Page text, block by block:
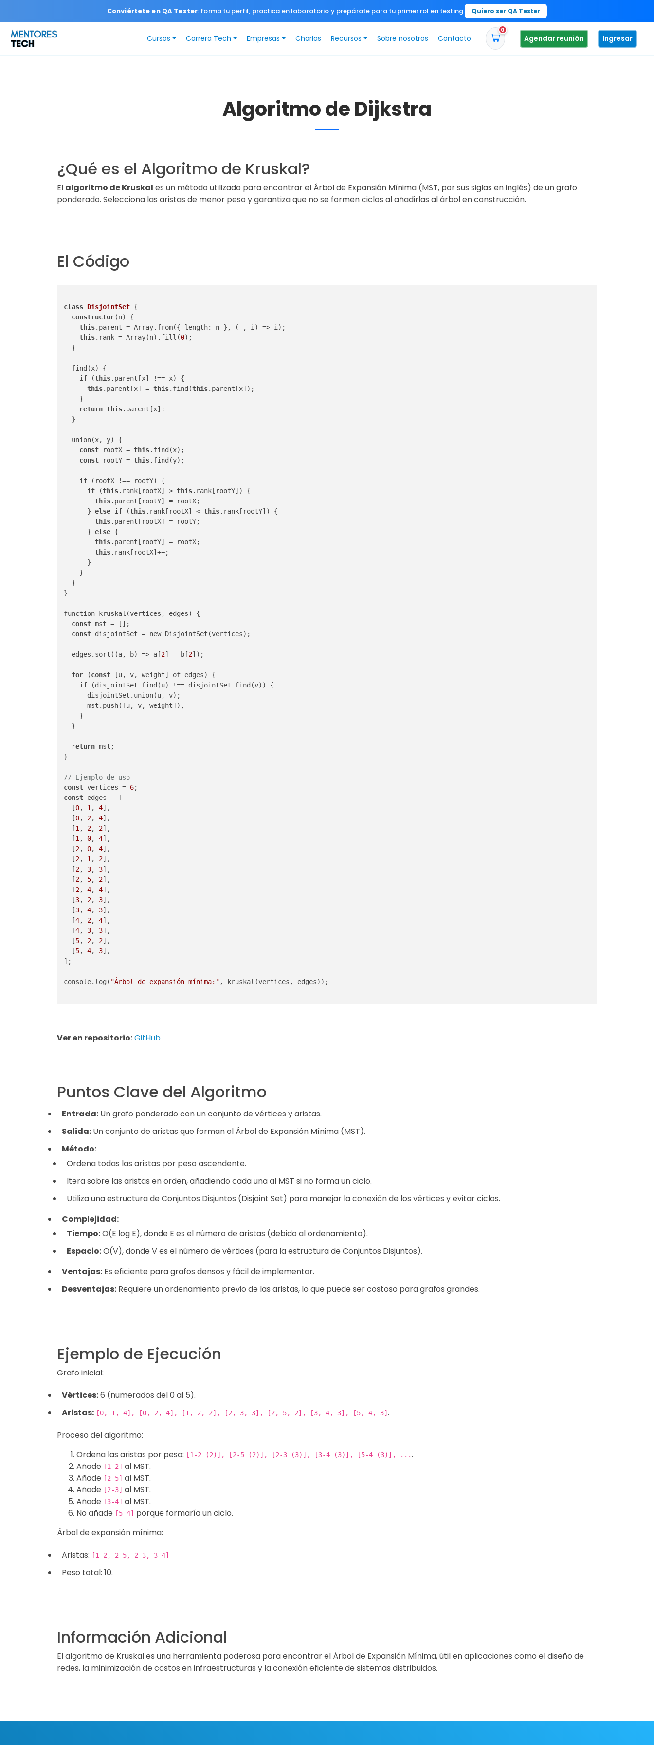
Conviértete en QA Tester: forma tu perfil, practica en laboratorio y prepárate para tu primer rol en testing. Quiero ser QA Tester
Cursos Carrera Tech Empresas Charlas Recursos Sobre nosotros Contacto
0
Agendar reunión Ingresar
Algoritmo de Dijkstra
¿Qué es el Algoritmo de Kruskal?
El algoritmo de Kruskal es un método utilizado para encontrar el Árbol de Expansión Mínima (MST, por sus siglas en inglés) de un grafo
ponderado. Selecciona las aristas de menor peso y garantiza que no se formen ciclos al añadirlas al árbol en construcción.
El Código
class DisjointSet {
constructor(n) {
this.parent = Array.from({ length: n }, (_, i) => i);
this.rank = Array(n).fill(0);
  }
  find(x) {
if (this.parent[x] !== x) {
this.parent[x] = this.find(this.parent[x]);
    }
return this.parent[x];
  }
  union(x, y) {
const rootX = this.find(x);
const rootY = this.find(y);
if (rootX !== rootY) {
if (this.rank[rootX] > this.rank[rootY]) {
this.parent[rootY] = rootX;
      }
else if (this.rank[rootX] < this.rank[rootY]) {
this.parent[rootX] = rootY;
      }
else {
this.parent[rootY] = rootX;
this.rank[rootX]++;
      }
    }
  }
}
function kruskal(vertices, edges) {
const mst = [];
const disjointSet = new DisjointSet(vertices);
  edges.sort((a, b) => a[
2] - b[2]);
for (const [u, v, weight] of edges) {
if (disjointSet.find(u) !== disjointSet.find(v)) {
      disjointSet.union(u, v);
      mst.push([u, v, weight]);
    }
  }
return mst;
}
// Ejemplo de uso
const vertices = 6
const edges = [
  [
0, 1 , 4],
  [
0, 2, 4],
  [
1 , 2, 2],
  [
1 , 0, 4],
  [
2, 0, 4],
  [
2, 1 , 2],
  [
2, 3, 3],
  [
2, 5, 2],
  [
2, 4, 4],
  [
3, 2, 3],
  [
3, 4, 3],
  [
4, 2, 4],
  [
4, 3, 3],
  [
5, 2, 2],
  [
5, 4, 3],
];
console.log( "Árbol de expansión mínima:" , kruskal(vertices, edges));
Ver en repositorio:GitHub
Puntos Clave del Algoritmo
Entrada: Un grafo ponderado con un conjunto de vértices y aristas.
Salida: Un conjunto de aristas que forman el Árbol de Expansión Mínima (MST).
Método:
Ordena todas las aristas por peso ascendente.
Itera sobre las aristas en orden, añadiendo cada una al MST si no forma un ciclo.
Utiliza una estructura de Conjuntos Disjuntos (Disjoint Set) para manejar la conexión de los vértices y evitar ciclos.
Complejidad:
Tiempo:O(E log E), donde E es el número de aristas (debido al ordenamiento).
Espacio:O(V), donde V es el número de vértices (para la estructura de Conjuntos Disjuntos).
Ventajas: Es eficiente para grafos densos y fácil de implementar.
Desventajas: Requiere un ordenamiento previo de las aristas, lo que puede ser costoso para grafos grandes.
Ejemplo de Ejecución
Grafo inicial:
Vértices:6 (numerados del 0 al 5).
Aristas: [0, 1, 4], [0, 2, 4], [1, 2, 2], [2, 3, 3], [2, 5, 2], [3, 4, 3], [5, 4, 3] .
Proceso del algoritmo:
Ordena las aristas por peso: [1-2 (2)], [2-5 (2)], [2-3 (3)], [3-4 (3)], [5-4 (3)], ....
Añade [1-2] al MST.
Añade [2-5] al MST.
Añade [2-3] al MST.
Añade [3-4] al MST.
No añade [5-4] porque formaría un ciclo.
Árbol de expansión mínima:
Aristas: [1-2, 2-5, 2-3, 3-4]
Peso total: 10.
Información Adicional
El algoritmo de Kruskal es una herramienta poderosa para encontrar el Árbol de Expansión Mínima, útil en aplicaciones como el diseño de
redes, la minimización de costos en infraestructuras y la conexión eficiente de sistemas distribuidos.